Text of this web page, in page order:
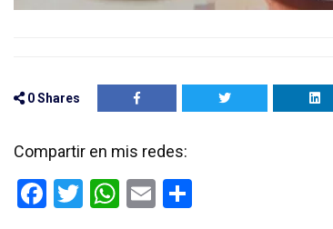
0Shares
Compartir en mis redes:
F
T
W E